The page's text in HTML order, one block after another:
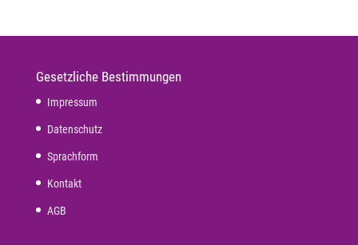
Gesetzliche Bestimmungen
Impressum
Datenschutz
Sprachform
Kontakt
AGB